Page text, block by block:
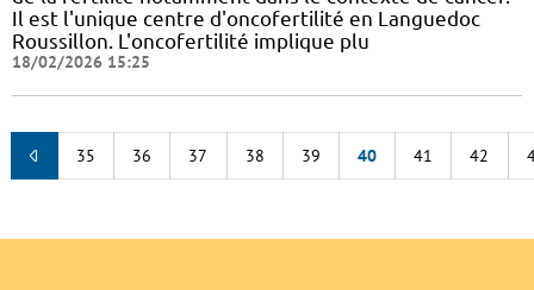
Il est l'unique centre d'oncofertilité en Languedoc
Roussillon. L'oncofertilité implique plu
18/02/2026 15:25
35 36 37 38 39 40 41 42